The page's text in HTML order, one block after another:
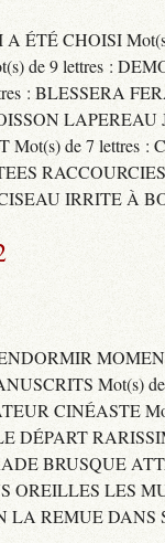
ÉTÉ CHOISI
de 9 lettres :
: BLESSERA
LAPEREAU
de 7 lettres :
IRRITE À
Mot(s) de
CINÉASTE
DÉPART
BRUSQUE
OREILLES LES
LA REMUE DANS